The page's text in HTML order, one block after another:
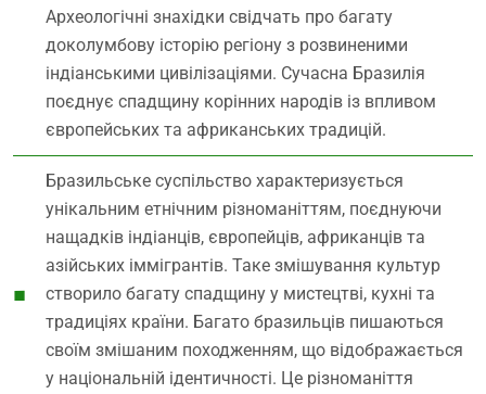
Археологічні знахідки свідчать про багату
доколумбову історію регіону з розвиненими
індіанськими цивілізаціями. Сучасна Бразилія
поєднує спадщину корінних народів із впливом
європейських та африканських традицій.
Бразильське суспільство характеризується
унікальним етнічним різноманіттям, поєднуючи
нащадків індіанців, європейців, африканців та
азійських іммігрантів. Таке змішування культур
створило багату спадщину у мистецтві, кухні та
традиціях країни. Багато бразильців пишаються
своїм змішаним походженням, що відображається
у національній ідентичності. Це різноманіття